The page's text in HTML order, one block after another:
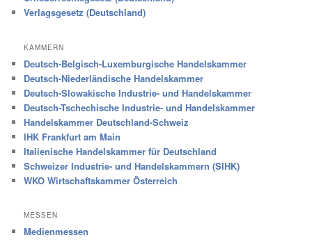
Verlagsgesetz (Deutschland)
KAMMERN
Deutsch-Belgisch-Luxemburgische Handelskammer
Deutsch-Niederländische Handelskammer
Deutsch-Slowakische Industrie- und Handelskammer
Deutsch-Tschechische Industrie- und Handelskammer
Handelskammer Deutschland-Schweiz
IHK Frankfurt am Main
Italienische Handelskammer für Deutschland
Schweizer Industrie- und Handelskammern (SIHK)
WKO Wirtschaftskammer Österreich
MESSEN
Medienmessen